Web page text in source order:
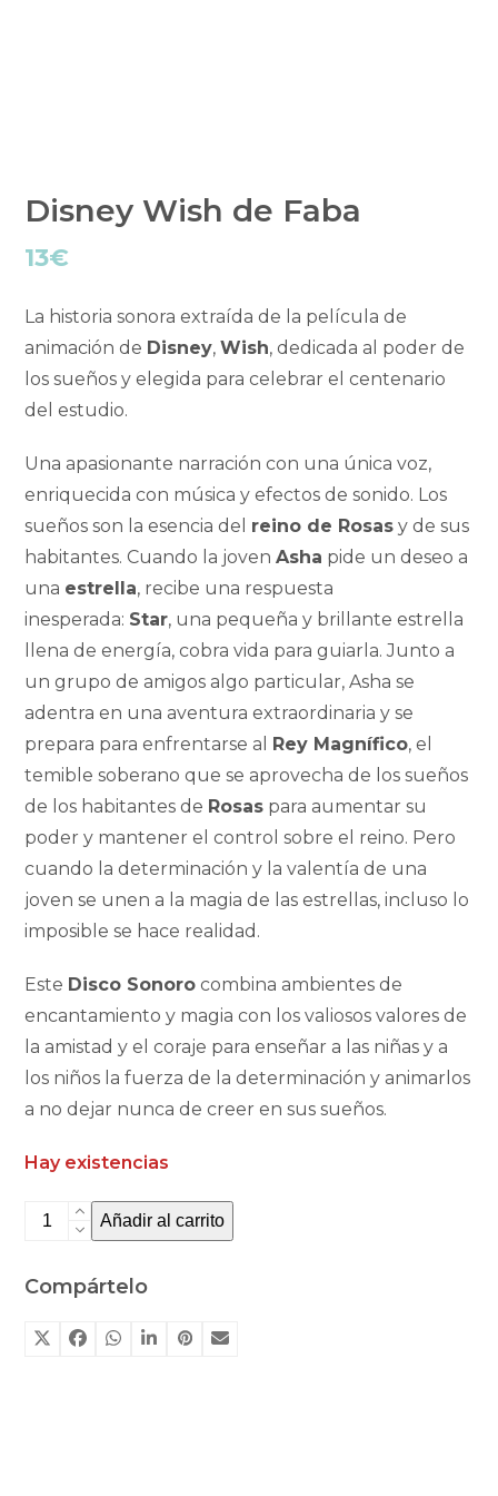
Disney Wish de Faba
13€
La historia sonora extraída de la película de
animación de Disney,Wish, dedicada al poder de
los sueños y elegida para celebrar el centenario
del estudio.
Una apasionante narración con una única voz,
enriquecida con música y efectos de sonido. Los
sueños son la esencia del reino de Rosas y de sus
habitantes. Cuando la jovenAsha pide un deseo a
una estrella, recibe una respuesta
inesperada: Star, una pequeña y brillante estrella
llena de energía, cobra vida para guiarla. Junto a
un grupo de amigos algo particular, Asha se
adentra en una aventura extraordinaria y se
prepara para enfrentarse al Rey Magnífico, el
temible soberano que se aprovecha de los sueños
de los habitantes de Rosas para aumentar su
poder y mantener el control sobre el reino. Pero
cuando la determinación y la valentía de una
joven se unen a la magia de las estrellas, incluso lo
imposible se hace realidad.
Este Disco Sonoro combina ambientes de
encantamiento y magia con los valiosos valores de
la amistad y el coraje para enseñar a las niñas y a
los niños la fuerza de la determinación y animarlos
a no dejar nunca de creer en sus sueños.
Hay existencias
Disney
de
cantidad
Añadir al carrito
Compártelo